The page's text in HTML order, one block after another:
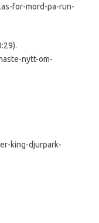
for-mord-pa-run-
nytt-om-
king-djurpark-